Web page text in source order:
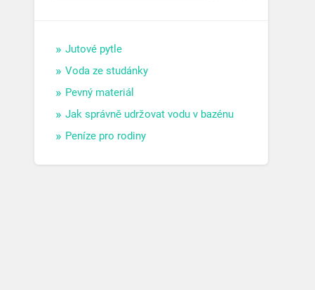
Jutové pytle
Voda ze studánky
Pevný materiál
Jak správně udržovat vodu v bazénu
Peníze pro rodiny